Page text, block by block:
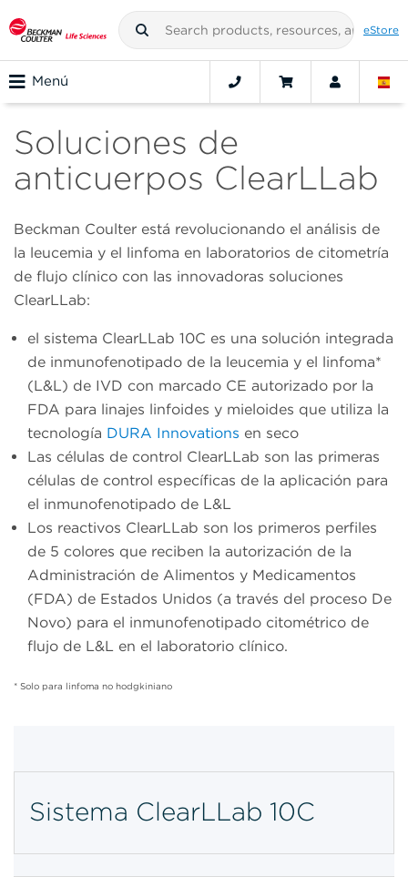
eStore
Menú
Soluciones de
anticuerpos ClearLLab
Beckman Coulter está revolucionando el análisis de
la leucemia y el linfoma en laboratorios de citometría
de flujo clínico con las innovadoras soluciones
ClearLLab:
el sistema ClearLLab 10C es una solución integrada
de inmunofenotipado de la leucemia y el linfoma*
(L&L) de IVD con marcado CE autorizado por la
FDA para linajes linfoides y mieloides que utiliza la
tecnología DURA Innovations en seco
Las células de control ClearLLab son las primeras
células de control específicas de la aplicación para
el inmunofenotipado de L&L
Los reactivos ClearLLab son los primeros perfiles
de 5 colores que reciben la autorización de la
Administración de Alimentos y Medicamentos
(FDA) de Estados Unidos (a través del proceso De
Novo) para el inmunofenotipado citométrico de
flujo de L&L en el laboratorio clínico.
* Solo para linfoma no hodgkiniano
Sistema ClearLLab 10C